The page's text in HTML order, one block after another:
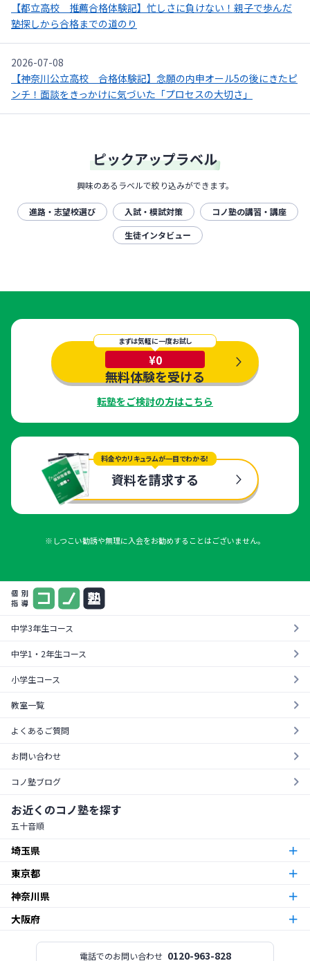
【都立高校 推薦合格体験記】忙しさに負けない！親子で歩んだ
塾探しから合格までの道のり
2026-07-08
【神奈川公立高校 合格体験記】念願の内申オール5の後にきたピ
ンチ！面談をきっかけに気づいた「プロセスの大切さ」
ピックアップラベル
興味のあるラベルで絞り込みができます。
進路・志望校選び 入試・模試対策
コノ塾の講習・講座
生徒インタビュー
まずは気軽に一度お試し
¥0
無料体験を受ける
転塾をご検討の方はこちら
料金やカリキュラムが一目でわかる！
資料を請求する
※しつこい勧誘や無理に入会をお勧めすることはございません。
中学3年生コース
中学1・2年生コース
小学生コース
教室一覧
よくあるご質問
お問い合わせ
コノ塾ブログ
お近くのコノ塾を探す
五十音順
埼玉県
朝霞市
越谷市
志木校
東京都
東京23区
足立区
板橋区役所前校高島平校 ときわ台校蓮根校
神奈川県
厚木市
武蔵新城校
大阪府
今福鶴見校北田辺校関目校西田辺校平野東校都島校
電話でのお問い合わせ 0120-963-828